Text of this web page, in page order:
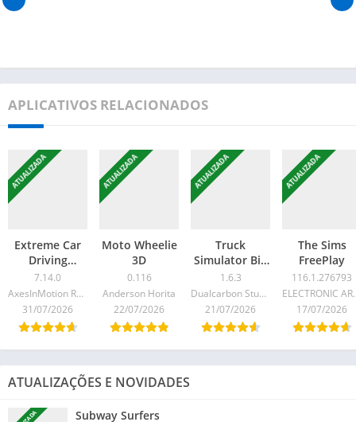
APLICATIVOS RELACIONADOS
ATUALIZADA
Extreme Car
Driving
Simulator
7.14.0
AxesInMotion Racing
31/07/2026
ATUALIZADA
Moto Wheelie
3D
0.116
Anderson Horita
22/07/2026
ATUALIZADA
Truck
Simulator Big
Rigs
1.6.3
Dualcarbon Studios
21/07/2026
ATUALIZADA
The Sims
FreePlay
116.1.276793
17/07/2026
ATUALIZAÇÕES E NOVIDADES
Subway Surfers